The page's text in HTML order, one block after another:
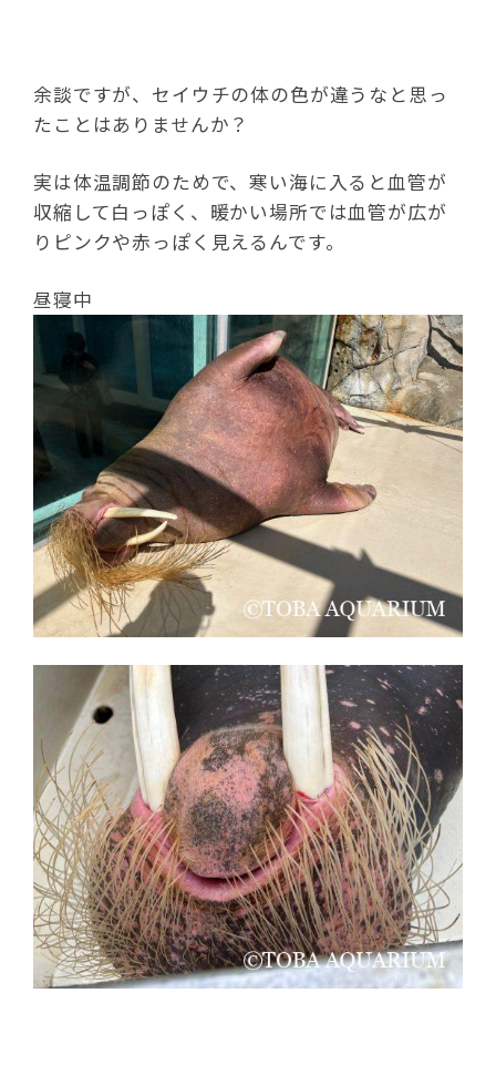
余談ですが、セイウチの体の色が違うなと思っ
たことはありませんか？
実は体温調節のためで、寒い海に入ると血管が
収縮して白っぽく、暖かい場所では血管が広が
りピンクや赤っぽく見えるんです。
昼寝中